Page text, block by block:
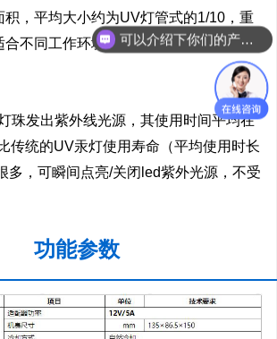
积，平均大小约为UV灯管式的1/10，重
合不同工作环境下使用；
珠发出紫外线光源，其使用时间平均在
传统的UV汞灯使用寿命（平均使用时长
多，可瞬间点亮/关闭led紫外光源，不受
功能参数
可以介绍下你们的产品么？